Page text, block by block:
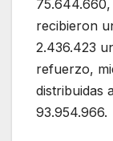
75.644.660,
recibieron
2.436.423
refuerzo,
distribuidas
93.954.966.